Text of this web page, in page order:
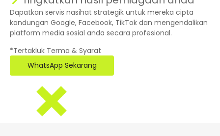
Dapatkan servis nasihat strategik untuk mereka cipta
kandungan Google, Facebook, TikTok dan mengendalikan
platform media sosial anda secara profesional.
*Tertakluk Terma & Syarat
WhatsApp Sekarang